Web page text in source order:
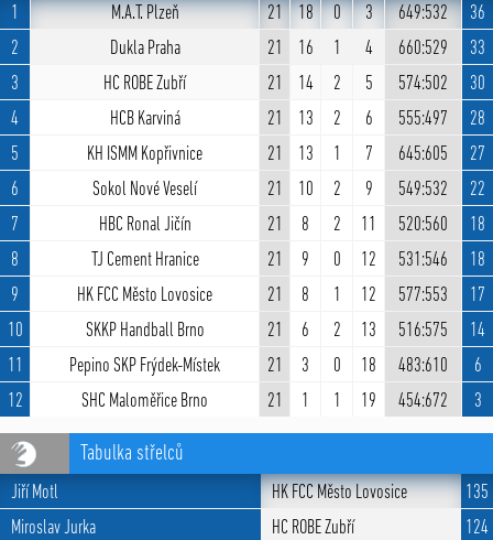
1
M.A.T. Plzeň 21 18 0 3 649:532
36
2
Dukla Praha 21 16 1 4 660:529
33
3
HC ROBE Zubří 21 14 2 5 574:502
30
4
HCB Karviná 21 13 2 6 555:497
28
5
KH ISMM Kopřivnice 21 13 1 7 645:605
27
6
Sokol Nové Veselí 21 10 2 9 549:532
22
7
HBC Ronal Jičín 21 8 2 11 520:560
18
8
TJ Cement Hranice 21 9 0 12 531:546
18
9
HK FCC Město Lovosice 21 8 1 12 577:553
17
10
SKKP Handball Brno 21 6 2 13 516:575
14
11
Pepino SKP Frýdek-Místek 21 3 0 18 483:610
6
12
SHC Maloměřice Brno 21 1 1 19 454:672 3
Tabulka střelců
Jiří Motl HK FCC Město Lovosice
135
Miroslav Jurka
HC ROBE Zubří
124